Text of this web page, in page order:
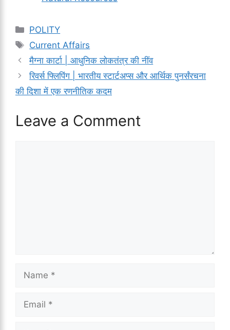
Categories
POLITY
Tags
Current Affairs
मैग्ना कार्टा | आधुनिक लोकतंत्र की नींव
रिवर्स फ्लिपिंग | भारतीय स्टार्टअप्स और आर्थिक पुनर्संरचना
की दिशा में एक रणनीतिक कदम
Leave a Comment